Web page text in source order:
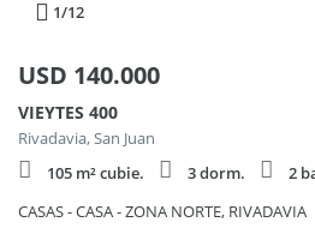
1/12
USD 140.000
VIEYTES 400
Rivadavia, San Juan
105 m² cubie.
3 dorm.
2
CASAS - CASA - ZONA NORTE, RIVADAVIA